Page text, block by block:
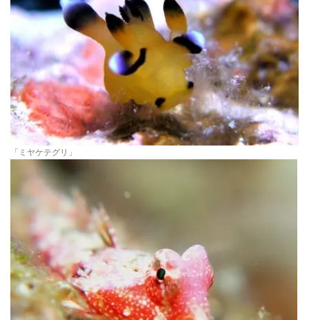
「ミヤケテグリ」